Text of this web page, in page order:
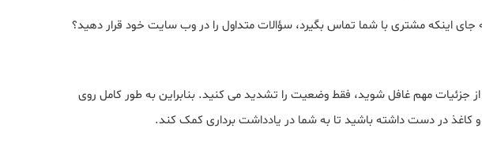
اینکه مشتری با شما تماس بگیرد، سؤالات متداول را در وب سایت خود قرار دهید؟
جزئیات مهم غافل شوید، فقط وضعیت را تشدید می کنید. بنابراین به طور کامل روی
در دست داشته باشید تا به شما در یادداشت برداری کمک کند.